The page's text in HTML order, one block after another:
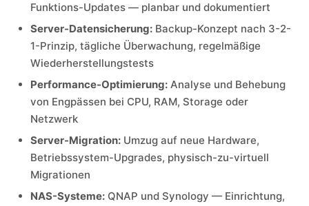
Funktions-Updates — planbar und dokumentiert
Server-Datensicherung: Backup-Konzept nach 3-2-
1-Prinzip, tägliche Überwachung, regelmäßige
Wiederherstellungstests
Performance-Optimierung: Analyse und Behebung
von Engpässen bei CPU, RAM, Storage oder
Netzwerk
Server-Migration: Umzug auf neue Hardware,
Betriebssystem-Upgrades, physisch-zu-virtuell
Migrationen
NAS-Systeme: QNAP und Synology — Einrichtung,